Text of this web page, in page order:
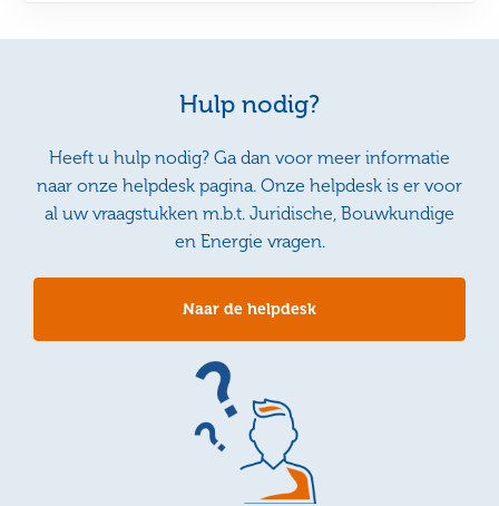
Hulp nodig?
Heeft u hulp nodig? Ga dan voor meer informatie
naar onze helpdesk pagina. Onze helpdesk is er voor
al uw vraagstukken m.b.t. Juridische, Bouwkundige
en Energie vragen.
Naar de helpdesk